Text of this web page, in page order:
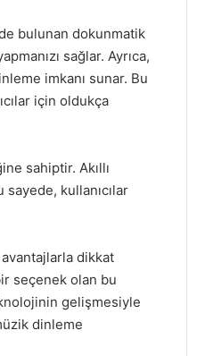
bulunan dokunmatik
sağlar. Ayrıca,
imkanı sunar. Bu
için oldukça
sahiptir. Akıllı
kullanıcılar
avantajlarla dikkat
seçenek olan bu
gelişmesiyle
dinleme